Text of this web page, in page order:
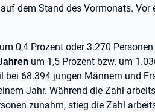
dem Stand des Vormonats. Vor
0,4 Prozent oder 3.270
um 1,5 Prozent bzw. um
68.394 jungen Männern und
Jahr. Während die Zahl
zunahm, stieg die Zahl